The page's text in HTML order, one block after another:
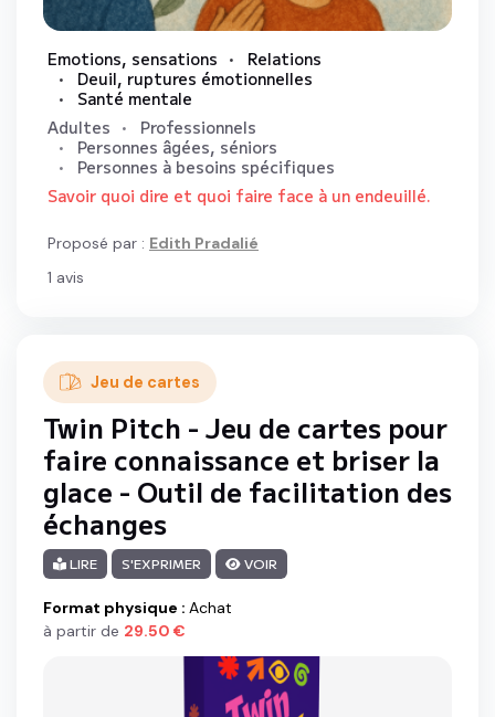
Emotions, sensations
Relations
Deuil, ruptures émotionnelles
Santé mentale
Adultes
Professionnels
Personnes âgées, séniors
Personnes à besoins spécifiques
Savoir quoi dire et quoi faire face à un endeuillé.
Proposé par : Edith Pradalié
1 avis
Jeu de cartes
Twin Pitch - Jeu de cartes pour
faire connaissance et briser la
glace - Outil de facilitation des
échanges
LIRE S'EXPRIMER VOIR
Format physique : Achat
à partir de 29.50 €